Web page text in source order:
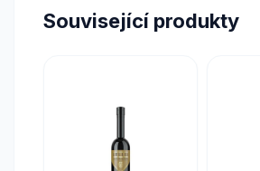
Související produkty